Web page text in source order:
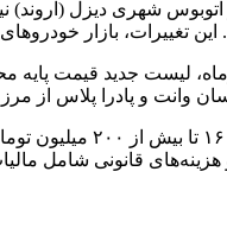
تغییرات، بازار
وانت و پادرا پلاس از
قانونی شامل